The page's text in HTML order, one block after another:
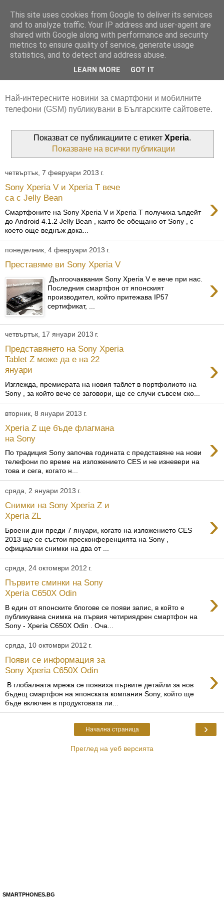
Най-интересните новини за смартфони и мобилните
телефони (GSM) публикувани в Българските сайтовете.
Показват се публикациите с етикет Xperia.
Показване на всички публикации
четвъртък, 7 февруари 2013 г.
Sony Xperia V и Xperia Т вече
са с Jelly Bean
›
Смартфоните на Sony Xperia V и Xperia Т получиха ъпдейт
до Android 4.1.2 Jelly Bean , както бе обещано от Sony , с
което още веднъж дока...
понеделник, 4 февруари 2013 г.
Преставяме ви Sony Xperia V
›
Дългоочаквания Sony Xperia V е вече при нас.
Последния смартфон от японският
производител, който притежава IP57
сертификат, ...
четвъртък, 17 януари 2013 г.
Представянето на Sony Xperia
Tablet Z може да е на 22
януари
›
Изглежда, премиерата на новия таблет в портфолиото на
Sony , за който вече се заговори, ще се случи съвсем ско...
вторник, 8 януари 2013 г.
Xperia Z ще бъде флагмана
на Sony
›
По традиция Sony започва годината с представяне на нови
телефони по време на изложението CES и не изневери на
това и сега, когато н...
сряда, 2 януари 2013 г.
Снимки на Sony Xperia Z и
Xperia ZL
›
Броени дни преди 7 януари, когато на изложението CES
2013 ще се състои пресконференцията на Sony ,
официални снимки на два от ...
сряда, 24 октомври 2012 г.
Първите сминки на Sony
Xperia C650X Odin
›
В един от японските блогове се появи запис, в който е
публикувана снимка на първия четириядрен смартфон на
Sony - Xperia C650X Odin . Оча...
сряда, 10 октомври 2012 г.
Появи се информация за
Sony Xperia C650X Odin
›
В глобалната мрежа се появиха първите детайли за нов
бъдещ смартфон на японската компания Sony, който ще
бъде включен в продуктовата ли...
›
Начална страница
Преглед на уеб версията
SMARTPHONES.BG
This site uses cookies from Google to deliver its services
and to analyze traffic. Your IP address and user-agent are
shared with Google along with performance and security
metrics to ensure quality of service, generate usage
statistics, and to detect and address abuse.
LEARN MORE GOT IT